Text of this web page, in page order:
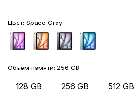
Цвет: Space Gray
Объем памяти: 256 GB
128 GB 256 GB 512 GB